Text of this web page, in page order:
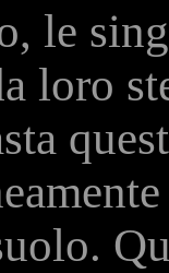
le
loro